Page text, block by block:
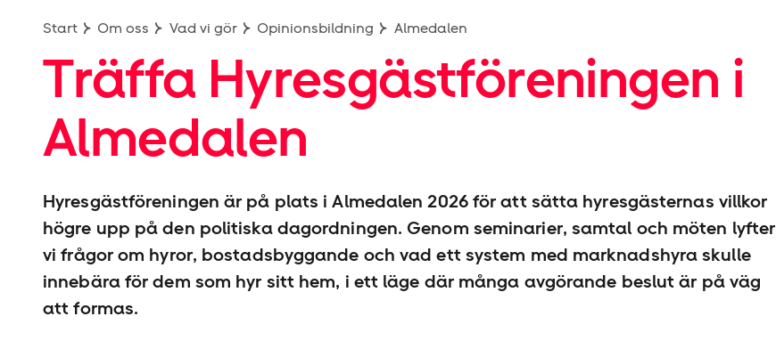
Start Om oss Vad vi gör Opinionsbildning Almedalen
Träffa Hyresgäst­föreningen i
Almedalen
Hyresgäst­föreningen är på plats i Almedalen 2026 för att sätta hyresgästernas villkor
högre upp på den politiska dagordningen. Genom seminarier, samtal och möten lyfter
vi frågor om hyror, bostadsbyggande och vad ett system med marknadshyra skulle
innebära för dem som hyr sitt hem, i ett läge där många avgörande beslut är på väg
att formas.